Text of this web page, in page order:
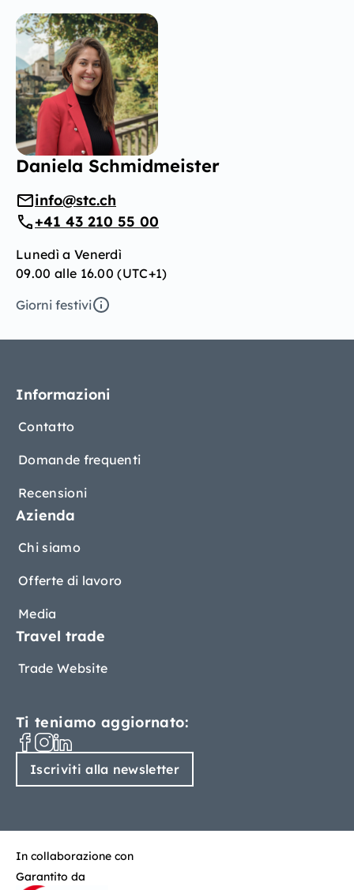
Daniela Schmidmeister
info@stc.ch
+41 43 210 55 00
Lunedì a Venerdì
09.00 alle 16.00 (UTC+1)
Giorni festivi
Informazioni
Contatto
Domande frequenti
Recensioni
Azienda
Chi siamo
Offerte di lavoro
Media
Travel trade
Trade Website
Ti teniamo aggiornato:
Iscriviti alla newsletter
In collaborazione con
Garantito da